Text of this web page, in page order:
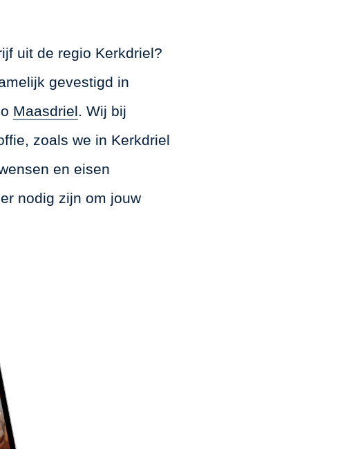
uit de regio Kerkdriel?
gevestigd in
Maasdriel. Wij bij
zoals we in Kerkdriel
en eisen
nodig zijn om jouw